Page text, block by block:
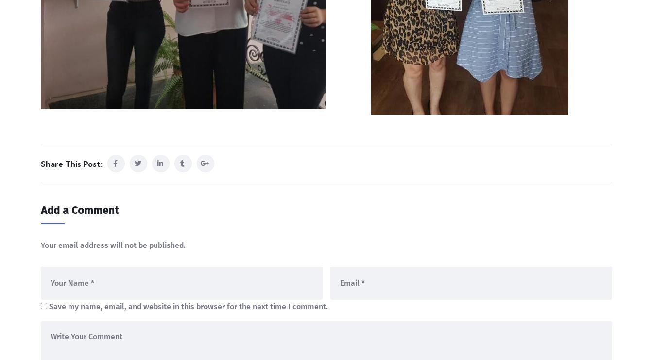
Share This Post:
Add a Comment
Your email address will not be published.
Save my name, email, and website in this browser for the next time I comment.